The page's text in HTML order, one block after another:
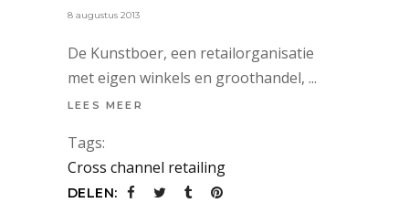
8 augustus 2013
De Kunstboer, een retailorganisatie
met eigen winkels en groothandel,
LEES MEER
Tags:
Cross channel retailing
DELEN: